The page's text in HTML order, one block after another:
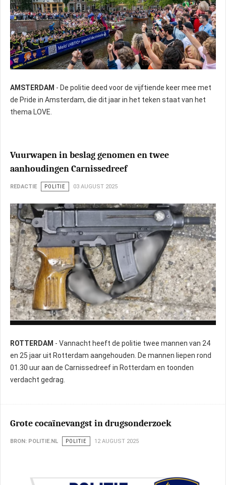
AMSTERDAM - De politie deed voor de vijftiende keer mee met
de Pride in Amsterdam, die dit jaar in het teken staat van het
thema LOVE.
Vuurwapen in beslag genomen en twee
aanhoudingen Carnissedreef
REDACTIE POLITIE 03 AUGUST 2025
ROTTERDAM - Vannacht heeft de politie twee mannen van 24
en 25 jaar uit Rotterdam aangehouden. De mannen liepen rond
01.30 uur aan de Carnissedreef in Rotterdam en toonden
verdacht gedrag.
Grote cocaïnevangst in drugsonderzoek
BRON: POLITIE.NL POLITIE 12 AUGUST 2025